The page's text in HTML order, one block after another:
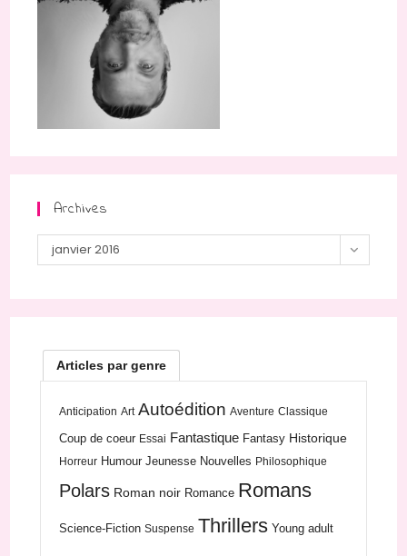
Archives
Archives
janvier 2016
Articles par genre
Anticipation Art Autoédition Aventure Classique
Coup de coeur Essai Fantastique Fantasy Historique
Horreur Humour Jeunesse Nouvelles Philosophique
Polars Roman noir Romance Romans
Science-Fiction Suspense Thrillers Young adult